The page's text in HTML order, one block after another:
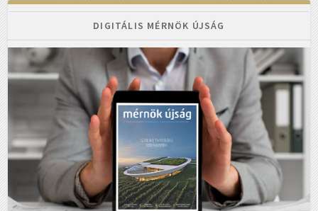
DIGITÁLIS MÉRNÖK ÚJSÁG